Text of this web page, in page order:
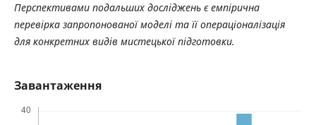
Перспективами подальших досліджень є емпірична
перевірка запропонованої моделі та її операціоналізація
для конкретних видів мистецької підготовки.
Завантаження